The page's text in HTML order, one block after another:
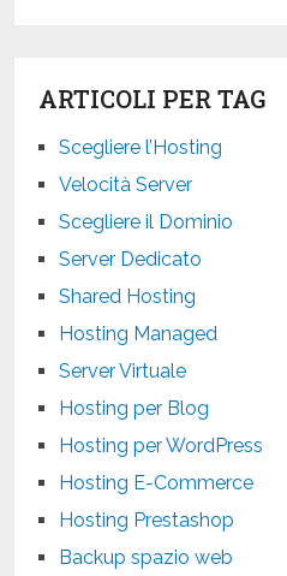
ARTICOLI PER TAG
Scegliere l’Hosting
Velocità Server
Scegliere il Dominio
Server Dedicato
Shared Hosting
Hosting Managed
Server Virtuale
Hosting per Blog
Hosting per WordPress
Hosting E-Commerce
Hosting Prestashop
Backup spazio web